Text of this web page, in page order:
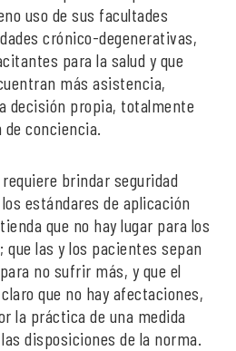
uso de sus facultades
crónico-degenerativas,
para la salud y que
más asistencia,
decisión propia, totalmente
conciencia.
brindar seguridad
estándares de aplicación
que no hay lugar para los
las y los pacientes sepan
no sufrir más, y que el
que no hay afectaciones,
la práctica de una medida
disposiciones de la norma.